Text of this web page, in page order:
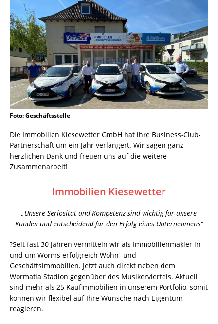
Foto: Geschäftsstelle
Die Immobilien Kiesewetter GmbH hat ihre Business-Club-
Partnerschaft um ein Jahr verlängert. Wir sagen ganz
herzlichen Dank und freuen uns auf die weitere
Zusammenarbeit!
Immobilien Kiesewetter
„Unsere Seriosität und Kompetenz sind wichtig für unsere
Kunden und entscheidend für den Erfolg eines Unternehmens“
?Seit fast 30 Jahren vermitteln wir als Immobilienmakler in
und um Worms erfolgreich Wohn- und
Geschäftsimmobilien. Jetzt auch direkt neben dem
Wormatia Stadion gegenüber des Musikerviertels. Aktuell
sind mehr als 25 Kaufimmobilien in unserem Portfolio, somit
können wir flexibel auf Ihre Wünsche nach Eigentum
reagieren.